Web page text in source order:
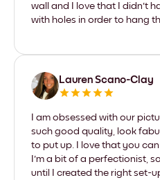
wall and I love that I didn't
with holes in order to hang
Lauren Scano-Clay
I am obsessed with our
such good quality, look
to put up. I love that you
I'm a bit of a perfectionist,
until I created the right set-